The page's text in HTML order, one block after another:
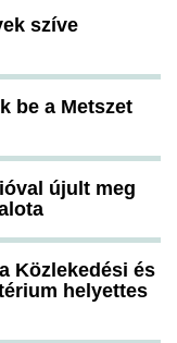
szíve
be a Metszet
újult meg
Közlekedési és
helyettes